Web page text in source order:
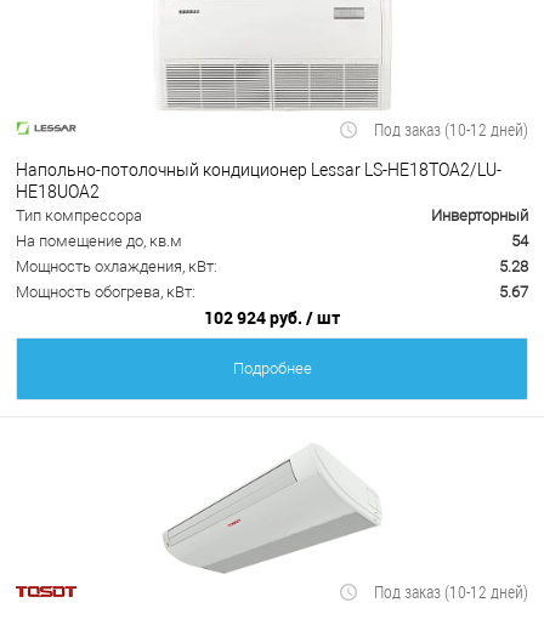
Под заказ (10-12 дней)
Напольно-потолочный кондиционер Lessar LS-HE18TOA2/LU-
HE18UOA2
Тип компрессора
Инверторный
На помещение до, кв.м
54
Мощность охлаждения, кВт:
5.28
Мощность обогрева, кВт:
5.67
102 924 руб. / шт
Подробнее
Под заказ (10-12 дней)